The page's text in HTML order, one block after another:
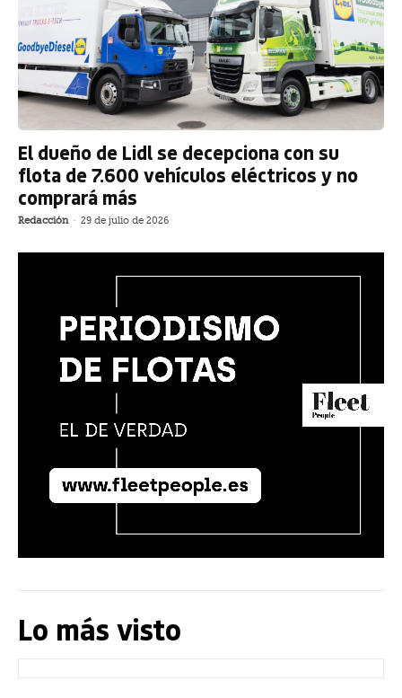
El dueño de Lidl se decepciona con su
flota de 7.600 vehículos eléctricos y no
comprará más
Redacción - 29 de julio de 2026
Lo más visto